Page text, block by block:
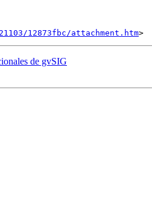
12873fbc/attachment.htm
de gvSIG